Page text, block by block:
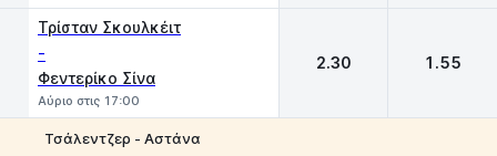
Τρίσταν Σκουλκέιτ
-
Φεντερίκο Σίνα
Αύριο στις 17:00
2.30 1.55
Τσάλεντζερ - Αστάνα